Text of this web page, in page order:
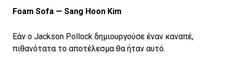
Foam Sofa — Sang Hoon Kim
Εάν ο Jackson Pollock δημιουργούσε έναν καναπέ,
πιθανότατα το αποτέλεσμα θα ήταν αυτό.